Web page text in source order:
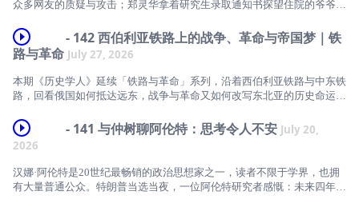
众多网友的质疑与攻击；郑灵华拿着研究生录取通知书探望住院的爷爷，
持续的网络攻击最终酿成了无法挽回的悲剧。
为什么一个人的人生经历、外在样貌与生活选择，会成为陌生人攻击的理
由？为什么羞辱总能找到新的对象？从历史中的公开惩罚，到今天社交媒
体中的围观与评判，羞辱如何进入我们的日常生活？
本期《历史学人》，主播陈碧对谈复旦大学新闻学院教授陆晔，从《羞辱
政治：一部近现代史》出发，聊聊羞辱背后的权力关系与社会规范：
当“正常”成为一种标准，当批评逐渐滑向对人格的否定，我们该如何理解
【本期嘉宾】
- 142 西伯利亚铁路上的战争、革命与帝国梦｜铁
路与革命 July 27, 2026
本期《历史学人》延续「铁路与革命」系列，沿着西伯利亚铁路与中东铁
路，回看俄国如何抵达远东，战争与革命又如何改写东北亚的历史命运。
一条铁路，如何改变欧亚大陆的权力版图？
1891年开工的西伯利亚大铁路，穿过冻土、跨越欧亚，也将兵员、资本
与帝国的野心送往东方。为缩短通往海参崴的路线，它又经由中国东北，
催生了中东铁路。
- 141 与仲树聊阿伦特：思考令人不安 July 20,
2026
汉娜·阿伦特是20世纪最畅销的政治思想家之一，读者不限于学界，也拥
有大量普通公众。特朗普当选当夜，一位阿伦特研究者感慨：未来四年，